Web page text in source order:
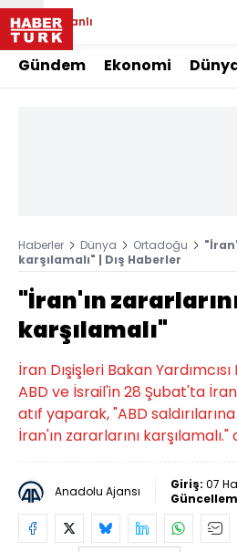
Canlı
Gündem Ekonomi
Haberler Dünya Ortadoğu
karşılamalı" | Dış Haberler
"İran'ın
karşılamalı"
İran Dışişleri Bakan
ABD ve İsrail'in 28 Şubat'ta
atıf yaparak, "ABD
İran'ın zararlarını karşılamalı."
Anadolu Ajansı Giriş: 07